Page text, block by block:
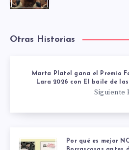
Otras Historias
Marta Platel gana el Premio
Lara 2026 con El baile de
Siguiente
Por qué es mejor